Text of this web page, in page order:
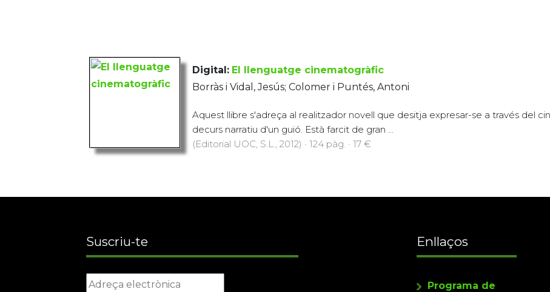
Digital: El llenguatge cinematogràfic
Borràs i Vidal, Jesús; Colomer i Puntés, Antoni
Aquest llibre s'adreça al realitzador novell que desitja expresar-se a través del
decurs narratiu d'un guió. Està farcit de gran ...
(Editorial UOC, S.L., 2012) · 124 pàg. · 17 €
Suscriu-te Enllaços
Programa de